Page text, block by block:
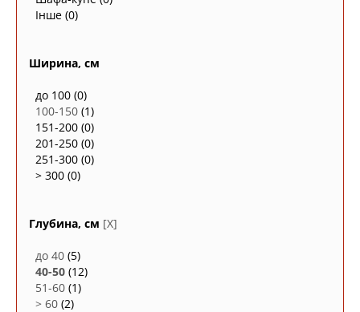
Інше (0)
Ширина, см
до 100 (0)
100-150 (1)
151-200 (0)
201-250 (0)
251-300 (0)
> 300 (0)
Глубина, см [X]
до 40 (5)
40-50 (12)
51-60 (1)
> 60 (2)